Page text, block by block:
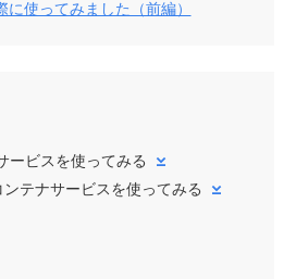
使ってみました（前編）
ービスを使ってみる
テナサービスを使ってみる